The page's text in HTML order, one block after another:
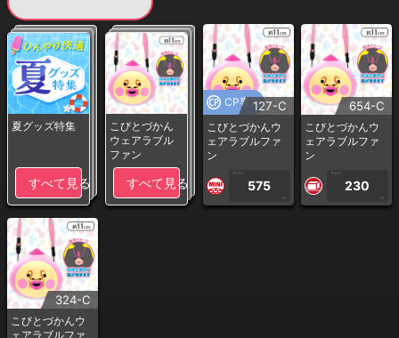
夏グッズ特集
すべて見る
こびとづかん
ウェアラブル
ファン
すべて見る
CP専用127-C
こびとづかんウ
ェアラブルファ
ン
1PLAY
575
CP
654-C
こびとづかんウ
ェアラブルファ
ン
1PLAY
230
CP
324-C
こびとづかんウ
ェアラブルファ